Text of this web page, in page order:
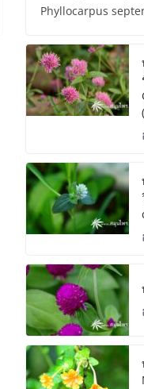
Phyllocarpus